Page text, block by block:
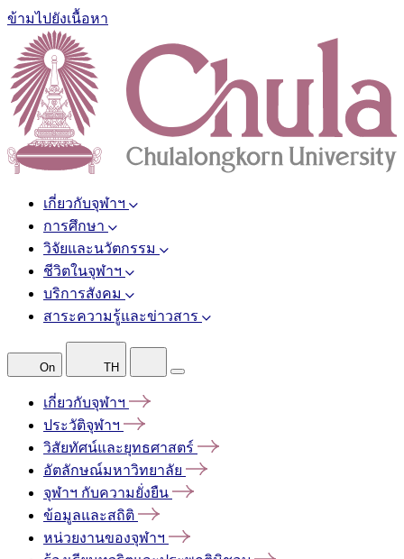
ข้ามไปยังเนื้อหา
เกี่ยวกับจุฬาฯ
การศึกษา
วิจัยและนวัตกรรม
ชีวิตในจุฬาฯ
บริการสังคม
สาระความรู้และข่าวสาร
On TH
เกี่ยวกับจุฬาฯ
ประวัติจุฬาฯ
วิสัยทัศน์และยุทธศาสตร์
อัตลักษณ์มหาวิทยาลัย
จุฬาฯ กับความยั่งยืน
ข้อมูลและสถิติ
หน่วยงานของจุฬาฯ